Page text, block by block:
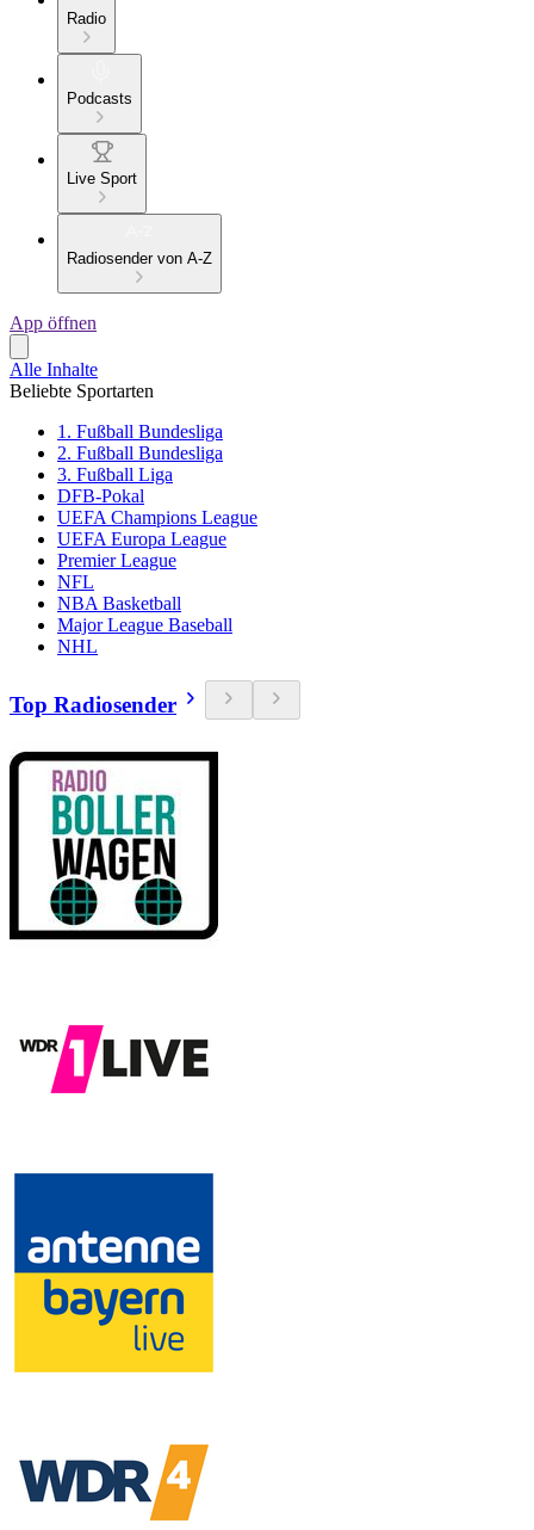
Radio
Podcasts
Live Sport
Radiosender von A-Z
App öffnen
Alle Inhalte
Beliebte Sportarten
1. Fußball Bundesliga
2. Fußball Bundesliga
3. Fußball Liga
DFB-Pokal
UEFA Champions League
UEFA Europa League
Premier League
NFL
NBA Basketball
Major League Baseball
NHL
Top Radiosender